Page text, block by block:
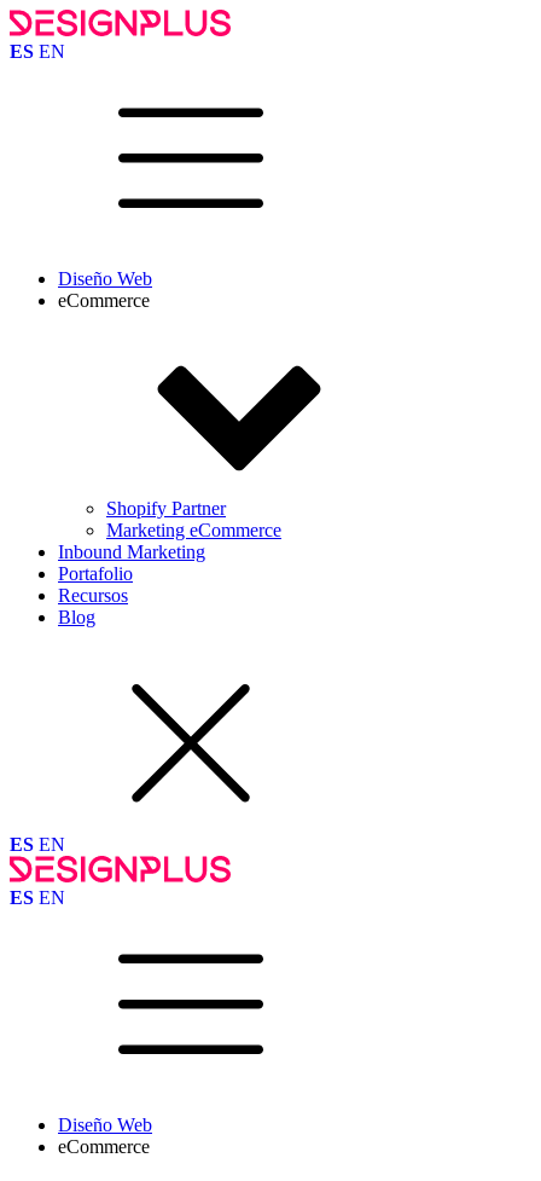
ES EN
Diseño Web
eCommerce
Shopify Partner
Marketing eCommerce
Inbound Marketing
Portafolio
Recursos
Blog
ES EN
ES EN
Diseño Web
eCommerce